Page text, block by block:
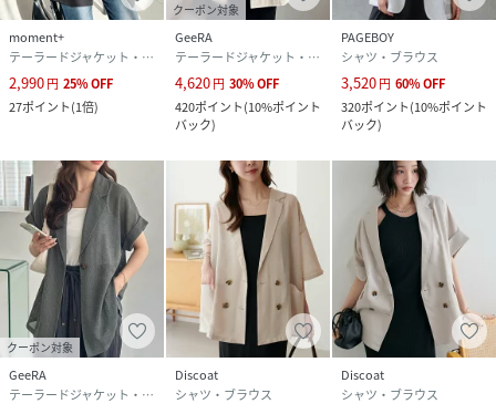
▽生地感
透け感：あり●〇〇〇〇なし
生地の厚さ：厚い〇〇〇〇●薄い
裏地：なし
※この素材は性質上、発汗、摩擦等により、ほかの衣料やバ
ッグなどに多少色落ちや色移りする場合がありますので、十
分にご注意下さい。
※商品の梱包には細心の注意を払っていますが、通販の特性
上、到着時に畳みシワがついている可能性がございます。予
めご了承ください。
※お肌のデリケートな方は刺激を感じる場合がございます。
※詳しいお手入れ方法は商品タグをご参照ください。
※撮影時のライティング、太陽光、ご覧になっているモニタ
moment+
テーラードジャケット・ブレザー
2,990円 25%OFF
27ポイント(1倍)
クーポン対象
GeeRA
テーラードジャケット・ブレザー
4,620円 30%OFF
420ポイント(10%ポイント
バック)
PAGEBOY
シャツ・ブラウス
3,520円 60%OFF
320ポイント(10%ポイント
バック)
クーポン対象
GeeRA
テーラードジャケット・ブレザー
Discoat
シャツ・ブラウス
Discoat
シャツ・ブラウス